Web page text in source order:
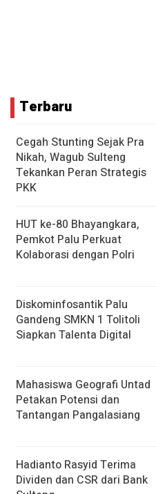
Terbaru
Cegah Stunting Sejak Pra
Nikah, Wagub Sulteng
Tekankan Peran Strategis
PKK
HUT ke-80 Bhayangkara,
Pemkot Palu Perkuat
Kolaborasi dengan Polri
Diskominfosantik Palu
Gandeng SMKN 1 Tolitoli
Siapkan Talenta Digital
Mahasiswa Geografi Untad
Petakan Potensi dan
Tantangan Pangalasiang
Hadianto Rasyid Terima
Dividen dan CSR dari Bank